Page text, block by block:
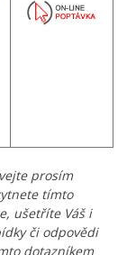
prosím
tímto
ušetříte Váš i
či odpovědi
dotazníkem